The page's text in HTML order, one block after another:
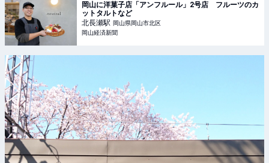
岡山に洋菓子店「アンフルール」2号店 フルーツのカ
ットタルトなど
北長瀬駅 岡山県岡山市北区
岡山経済新聞